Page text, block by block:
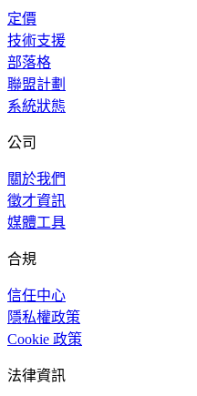
定價
技術支援
部落格
聯盟計劃
系統狀態
公司
關於我們
徵才資訊
媒體工具
合規
信任中心
隱私權政策
Cookie 政策
法律資訊